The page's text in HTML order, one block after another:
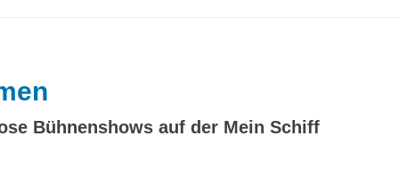
Bühnenshows auf der Mein Schiff